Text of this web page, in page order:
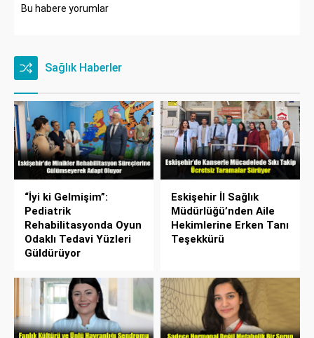
Bu habere yorumlar
Sağlık Haberler
“İyi ki Gelmişim”:
Pediatrik
Rehabilitasyonda Oyun
Odaklı Tedavi Yüzleri
Güldürüyor
Eskişehir İl Sağlık
Müdürlüğü’nden Aile
Hekimlerine Erken Tanı
Teşekkürü